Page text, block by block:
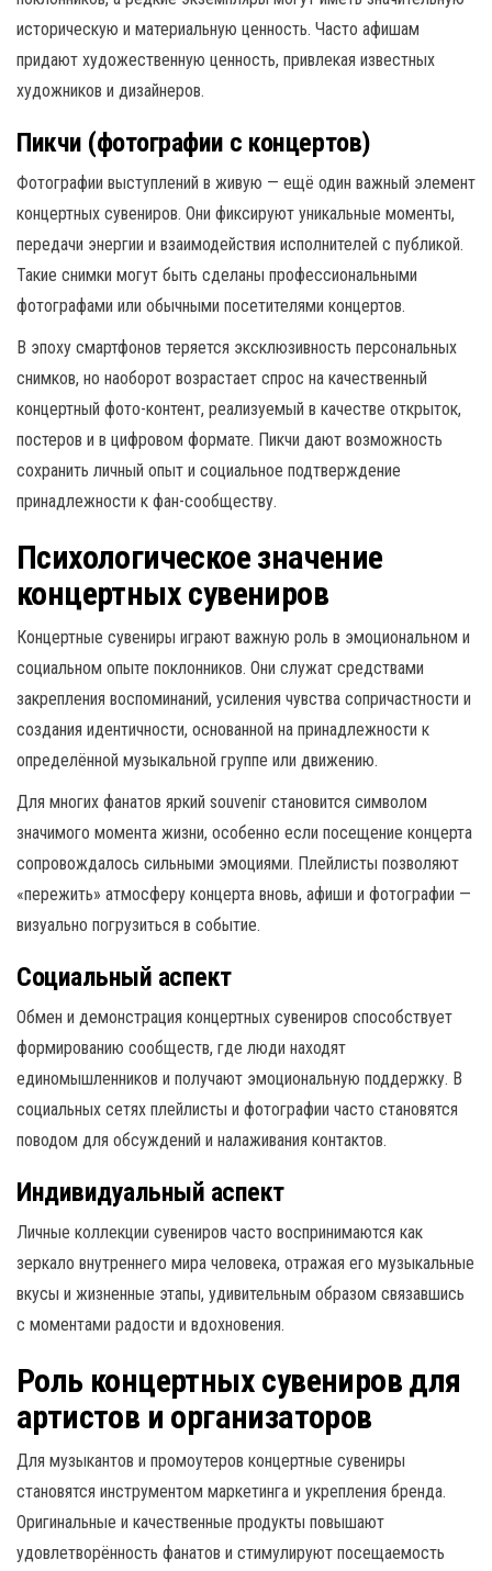
историческую и материальную ценность. Часто афишам
придают художественную ценность, привлекая известных
художников и дизайнеров.
Пикчи (фотографии с концертов)
Фотографии выступлений в живую — ещё один важный элемент
концертных сувениров. Они фиксируют уникальные моменты,
передачи энергии и взаимодействия исполнителей с публикой.
Такие снимки могут быть сделаны профессиональными
фотографами или обычными посетителями концертов.
В эпоху смартфонов теряется эксклюзивность персональных
снимков, но наоборот возрастает спрос на качественный
концертный фото-контент, реализуемый в качестве открыток,
постеров и в цифровом формате. Пикчи дают возможность
сохранить личный опыт и социальное подтверждение
принадлежности к фан-сообществу.
Психологическое значение
концертных сувениров
Концертные сувениры играют важную роль в эмоциональном и
социальном опыте поклонников. Они служат средствами
закрепления воспоминаний, усиления чувства сопричастности и
создания идентичности, основанной на принадлежности к
определённой музыкальной группе или движению.
Для многих фанатов яркий souvenir становится символом
значимого момента жизни, особенно если посещение концерта
сопровождалось сильными эмоциями. Плейлисты позволяют
«пережить» атмосферу концерта вновь, афиши и фотографии —
визуально погрузиться в событие.
Социальный аспект
Обмен и демонстрация концертных сувениров способствует
формированию сообществ, где люди находят
единомышленников и получают эмоциональную поддержку. В
социальных сетях плейлисты и фотографии часто становятся
поводом для обсуждений и налаживания контактов.
Индивидуальный аспект
Личные коллекции сувениров часто воспринимаются как
зеркало внутреннего мира человека, отражая его музыкальные
вкусы и жизненные этапы, удивительным образом связавшись
с моментами радости и вдохновения.
Роль концертных сувениров для
артистов и организаторов
Для музыкантов и промоутеров концертные сувениры
становятся инструментом маркетинга и укрепления бренда.
Оригинальные и качественные продукты повышают
удовлетворённость фанатов и стимулируют посещаемость